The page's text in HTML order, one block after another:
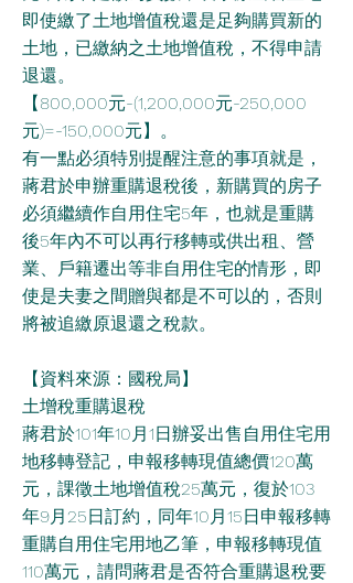
即使繳了土地增值稅還是足夠購買新的
土地，已繳納之土地增值稅，不得申請
退還。
【800,000元-(1,200,000元-250,000
元)=-150,000元】。
有一點必須特別提醒注意的事項就是，
蔣君於申辦重購退稅後，新購買的房子
必須繼續作自用住宅5年，也就是重購
後5年內不可以再行移轉或供出租、營
業、戶籍遷出等非自用住宅的情形，即
使是夫妻之間贈與都是不可以的，否則
將被追繳原退還之稅款。
【資料來源：國稅局】
土增稅重購退稅
蔣君於101年10月1日辦妥出售自用住宅用
地移轉登記，申報移轉現值總價120萬
元，課徵土地增值稅25萬元，復於103
年9月25日訂約，同年10月15日申報移轉
重購自用住宅用地乙筆，申報移轉現值
110萬元，請問蔣君是否符合重購退稅要